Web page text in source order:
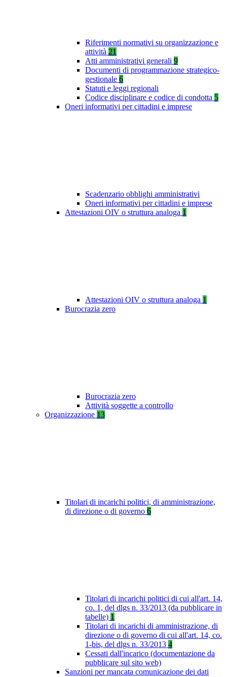
Riferimenti normativi su organizzazione e
attività 21
Atti amministrativi generali 9
Documenti di programmazione strategico-
gestionale 6
Statuti e leggi regionali
Codice disciplinare e codice di condotta 5
Oneri informativi per cittadini e imprese
Scadenzario obblighi amministrativi
Oneri informativi per cittadini e imprese
Attestazioni OIV o struttura analoga 1
Attestazioni OIV o struttura analoga 1
Burocrazia zero
Burocrazia zero
Attività soggette a controllo
Organizzazione 13
Titolari di incarichi politici, di amministrazione,
di direzione o di governo 6
Titolari di incarichi politici di cui all'art. 14,
co. 1, del dlgs n. 33/2013 (da pubblicare in
tabelle) 1
Titolari di incarichi di amministrazione, di
direzione o di governo di cui all'art. 14, co.
1-bis, del dlgs n. 33/2013 4
Cessati dall'incarico (documentazione da
pubblicare sul sito web)
Sanzioni per mancata comunicazione dei dati